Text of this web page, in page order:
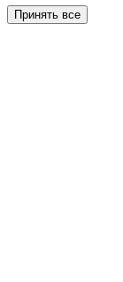
Принять все